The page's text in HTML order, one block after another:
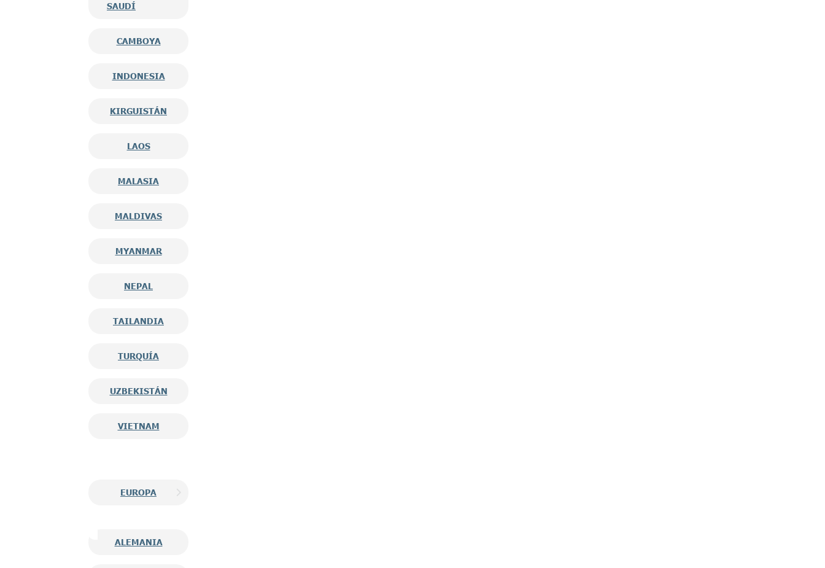
SAUDÍ
CAMBOYA
INDONESIA
KIRGUISTÁN
LAOS
MALASIA
MALDIVAS
MYANMAR
NEPAL
TAILANDIA
TURQUÍA
UZBEKISTÁN
VIETNAM
EUROPA
ALEMANIA